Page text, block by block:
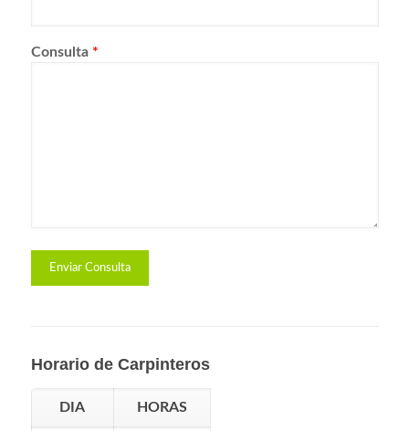
Consulta *
Horario de Carpinteros
DIA HORAS